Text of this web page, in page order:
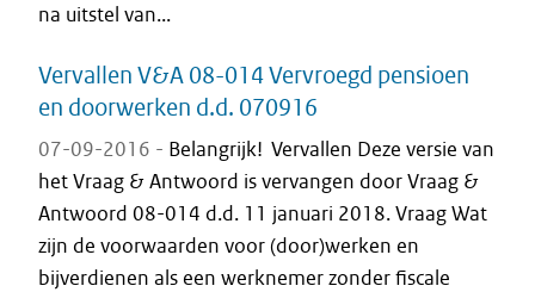
na uitstel van...
Vervallen V&A 08-014 Vervroegd pensioen
en doorwerken d.d. 070916
07-09-2016 - Belangrijk! Vervallen Deze versie van
het Vraag & Antwoord is vervangen door Vraag &
Antwoord 08-014 d.d. 11 januari 2018. Vraag Wat
zijn de voorwaarden voor (door)werken en
bijverdienen als een werknemer zonder fiscale